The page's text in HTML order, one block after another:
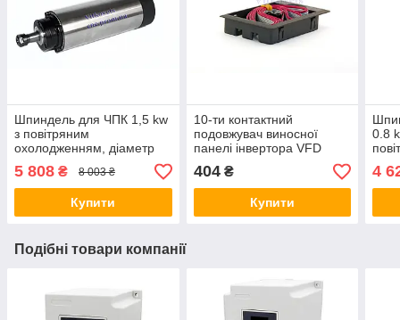
Шпиндель для ЧПК 1,5 kw
з повітряним
охолодженням, діаметр
65 мм ER11
5 808 ₴ 8 003 ₴
Купити
10-ти контактний
подовжувач виносної
панелі інвертора VFD
404₴
Купити
0.8
4
Подібні товари компанії